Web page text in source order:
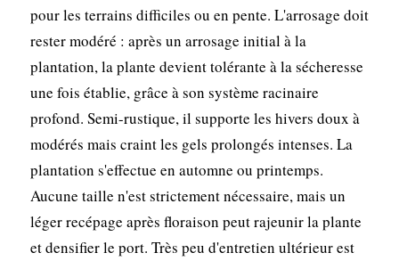
pour les terrains difficiles ou en pente. L'arrosage doit
rester modéré : après un arrosage initial à la
plantation, la plante devient tolérante à la sécheresse
une fois établie, grâce à son système racinaire
profond. Semi-rustique, il supporte les hivers doux à
modérés mais craint les gels prolongés intenses. La
plantation s'effectue en automne ou printemps.
Aucune taille n'est strictement nécessaire, mais un
léger recépage après floraison peut rajeunir la plante
et densifier le port. Très peu d'entretien ultérieur est